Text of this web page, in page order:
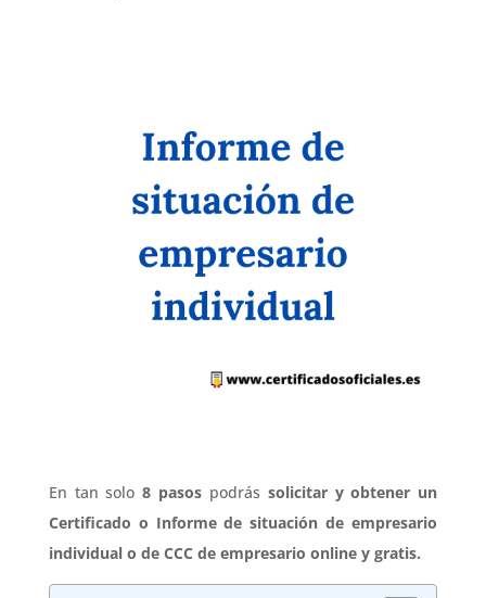
En tan solo8 pasos podrás solicitar y obtener un
Certificado o Informe de situación de empresario
individual o de CCC de empresario online y gratis.